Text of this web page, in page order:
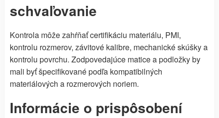
schvaľovanie
Kontrola môže zahŕňať certifikáciu materiálu, PMI,
kontrolu rozmerov, závitové kalibre, mechanické skúšky a
kontrolu povrchu. Zodpovedajúce matice a podložky by
mali byť špecifikované podľa kompatibilných
materiálových a rozmerových noriem.
Informácie o prispôsobení